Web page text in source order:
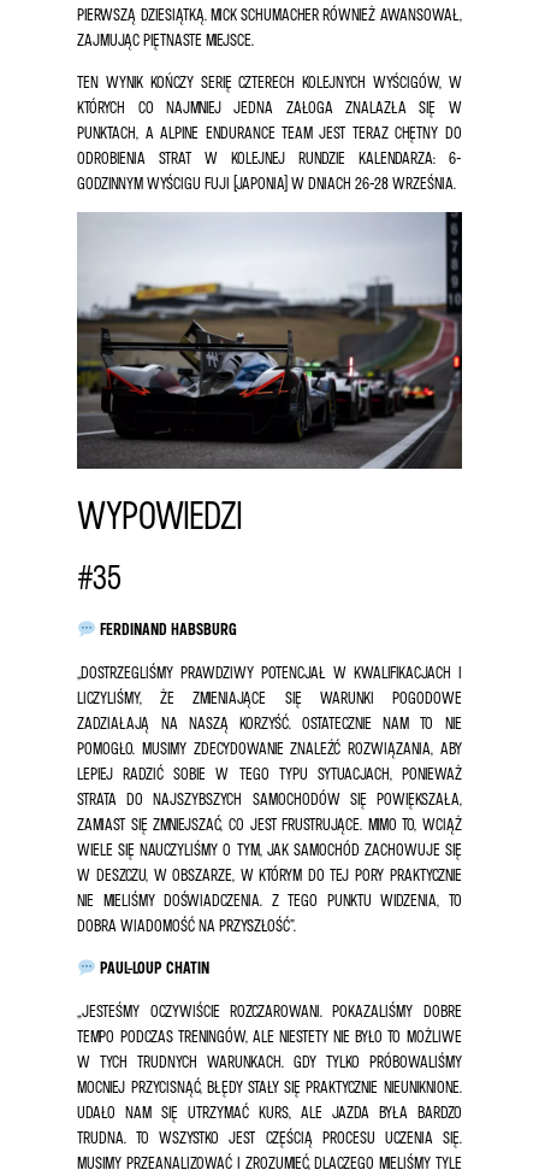
PIERWSZĄ DZIESIĄTKĄ. MICK SCHUMACHER RÓWNIEŻ AWANSOWAŁ,
ZAJMUJĄC PIĘTNASTE MIEJSCE.
TEN WYNIK KOŃCZY SERIĘ CZTERECH KOLEJNYCH WYŚCIGÓW, W
KTÓRYCH CO NAJMNIEJ JEDNA ZAŁOGA ZNALAZŁA SIĘ W
PUNKTACH, A ALPINE ENDURANCE TEAM JEST TERAZ CHĘTNY DO
ODROBIENIA STRAT W KOLEJNEJ RUNDZIE KALENDARZA: 6-
GODZINNYM WYŚCIGU FUJI (JAPONIA) W DNIACH 26-28 WRZEŚNIA.
WYPOWIEDZI
#35
FERDINAND HABSBURG
„DOSTRZEGLIŚMY PRAWDZIWY POTENCJAŁ W KWALIFIKACJACH I
LICZYLIŚMY, ŻE ZMIENIAJĄCE SIĘ WARUNKI POGODOWE
ZADZIAŁAJĄ NA NASZĄ KORZYŚĆ. OSTATECZNIE NAM TO NIE
POMOGŁO. MUSIMY ZDECYDOWANIE ZNALEŹĆ ROZWIĄZANIA, ABY
LEPIEJ RADZIĆ SOBIE W TEGO TYPU SYTUACJACH, PONIEWAŻ
STRATA DO NAJSZYBSZYCH SAMOCHODÓW SIĘ POWIĘKSZAŁA,
ZAMIAST SIĘ ZMNIEJSZAĆ, CO JEST FRUSTRUJĄCE. MIMO TO, WCIĄŻ
WIELE SIĘ NAUCZYLIŚMY O TYM, JAK SAMOCHÓD ZACHOWUJE SIĘ
W DESZCZU, W OBSZARZE, W KTÓRYM DO TEJ PORY PRAKTYCZNIE
NIE MIELIŚMY DOŚWIADCZENIA. Z TEGO PUNKTU WIDZENIA, TO
DOBRA WIADOMOŚĆ NA PRZYSZŁOŚĆ”.
PAUL-LOUP CHATIN
„JESTEŚMY OCZYWIŚCIE ROZCZAROWANI. POKAZALIŚMY DOBRE
TEMPO PODCZAS TRENINGÓW, ALE NIESTETY NIE BYŁO TO MOŻLIWE
W TYCH TRUDNYCH WARUNKACH. GDY TYLKO PRÓBOWALIŚMY
MOCNIEJ PRZYCISNĄĆ, BŁĘDY STAŁY SIĘ PRAKTYCZNIE NIEUNIKNIONE.
UDAŁO NAM SIĘ UTRZYMAĆ KURS, ALE JAZDA BYŁA BARDZO
TRUDNA. TO WSZYSTKO JEST CZĘŚCIĄ PROCESU UCZENIA SIĘ.
MUSIMY PRZEANALIZOWAĆ I ZROZUMIEĆ, DLACZEGO MIELIŚMY TYLE